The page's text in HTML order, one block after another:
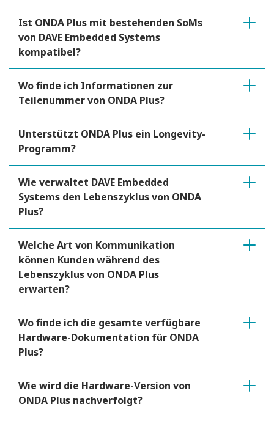
Ist ONDA Plus mit bestehenden SoMs
von DAVE Embedded Systems
kompatibel?
Wo finde ich Informationen zur
Teilenummer von ONDA Plus?
Unterstützt ONDA Plus ein Longevity-
Programm?
Wie verwaltet DAVE Embedded
Systems den Lebenszyklus von ONDA
Plus?
Welche Art von Kommunikation
können Kunden während des
Lebenszyklus von ONDA Plus
erwarten?
Wo finde ich die gesamte verfügbare
Hardware-Dokumentation für ONDA
Plus?
Wie wird die Hardware-Version von
ONDA Plus nachverfolgt?